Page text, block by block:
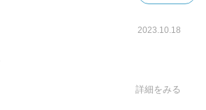
2023.10.18
詳細をみる